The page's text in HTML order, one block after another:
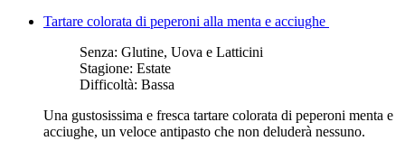
Tartare colorata di peperoni alla menta e acciughe
Senza: Glutine, Uova e Latticini
Stagione: Estate
Difficoltà: Bassa
Una gustosissima e fresca tartare colorata di peperoni menta e
acciughe, un veloce antipasto che non deluderà nessuno.